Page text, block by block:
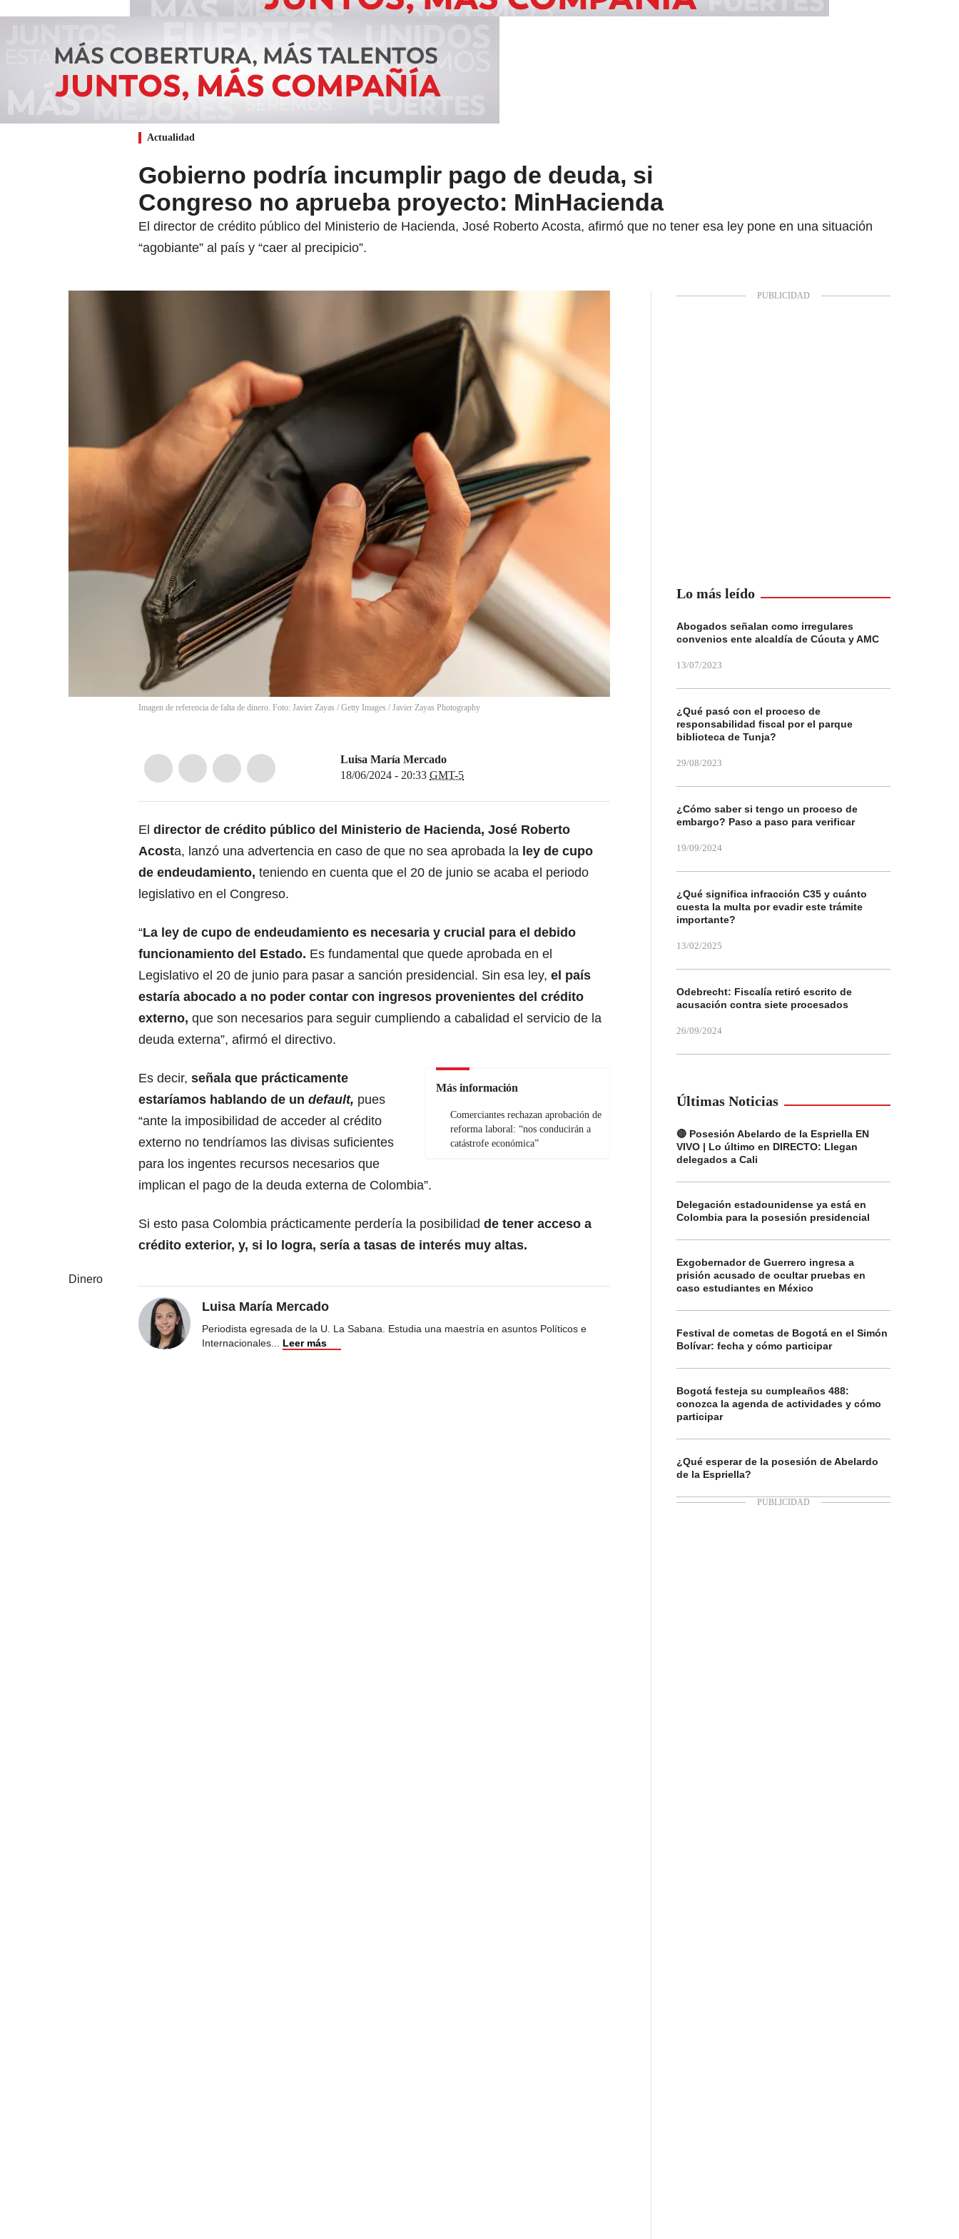
Actualidad
Gobierno podría incumplir pago de deuda, si
Congreso no aprueba proyecto: MinHacienda
El director de crédito público del Ministerio de Hacienda, José Roberto Acosta, afirmó que no tener esa ley pone en una situación
“agobiante” al país y “caer al precipicio”.
Imagen de referencia de falta de dinero. Foto: Javier Zayas / Getty Images / Javier Zayas Photography
Luisa María Mercado
18/06/2024 - 20:33 GMT-5
El director de crédito público del Ministerio de Hacienda, José Roberto
Acosta, lanzó una advertencia en caso de que no sea aprobada la ley de cupo
de endeudamiento, teniendo en cuenta que el 20 de junio se acaba el periodo
legislativo en el Congreso.
“La ley de cupo de endeudamiento es necesaria y crucial para el debido
funcionamiento del Estado. Es fundamental que quede aprobada en el
Legislativo el 20 de junio para pasar a sanción presidencial. Sin esa ley, el país
estaría abocado a no poder contar con ingresos provenientes del crédito
externo, que son necesarios para seguir cumpliendo a cabalidad el servicio de la
deuda externa”, afirmó el directivo.
Más información
Comerciantes rechazan aprobación de
reforma laboral: “nos conducirán a
catástrofe económica”
Es decir, señala que prácticamente
estaríamos hablando de un default, pues
“ante la imposibilidad de acceder al crédito
externo no tendríamos las divisas suficientes
para los ingentes recursos necesarios que
implican el pago de la deuda externa de Colombia”.
Si esto pasa Colombia prácticamente perdería la posibilidad de tener acceso a
crédito exterior, y, si lo logra, sería a tasas de interés muy altas.
Dinero
Luisa María Mercado
Periodista egresada de la U. La Sabana. Estudia una maestría en asuntos Políticos e
Internacionales... Leer más
Lo más leído
Abogados señalan como irregulares
convenios ente alcaldía de Cúcuta y AMC
13/07/2023
¿Qué pasó con el proceso de
responsabilidad fiscal por el parque
biblioteca de Tunja?
29/08/2023
¿Cómo saber si tengo un proceso de
embargo? Paso a paso para verificar
19/09/2024
¿Qué significa infracción C35 y cuánto
cuesta la multa por evadir este trámite
importante?
13/02/2025
Odebrecht: Fiscalía retiró escrito de
acusación contra siete procesados
26/09/2024
Últimas Noticias
🔴 Posesión Abelardo de la Espriella EN
VIVO | Lo último en DIRECTO: Llegan
delegados a Cali
Delegación estadounidense ya está en
Colombia para la posesión presidencial
Exgobernador de Guerrero ingresa a
prisión acusado de ocultar pruebas en
caso estudiantes en México
Festival de cometas de Bogotá en el Simón
Bolívar: fecha y cómo participar
Bogotá festeja su cumpleaños 488:
conozca la agenda de actividades y cómo
participar
¿Qué esperar de la posesión de Abelardo
de la Espriella?